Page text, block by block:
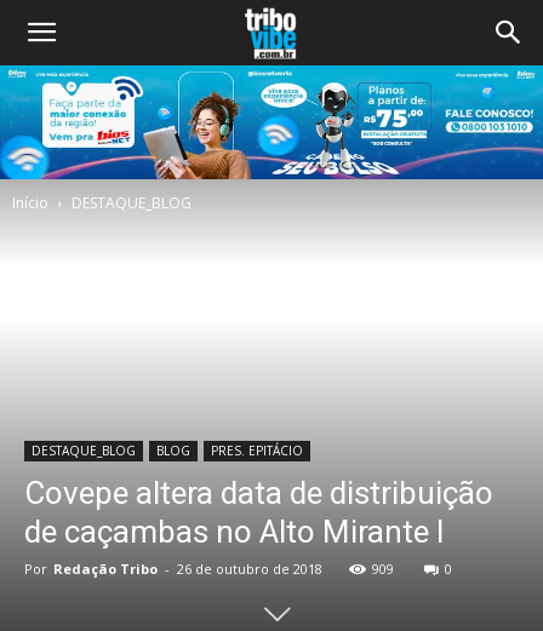
Início DESTAQUE_BLOG
DESTAQUE_BLOG BLOG PRES. EPITÁCIO
Covepe altera data de distribuição
de caçambas no Alto Mirante I
Por Redação Tribo - 26 de outubro de 2018 909 0